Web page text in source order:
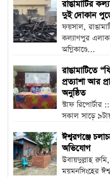
রাঙামাটির
দুই দোকান
ফয়সাল,
কল্যাণপুর
অগ্নিকাণ্ডে...
রাঙামাটিতে
প্রত্যাশা আর
অনুষ্ঠিত
স্টাফ
সকাল সাড়ে
ঈশ্বরগঞ্জে
অভিযোগ
উবায়দুল্লাহ
ময়মনসিংহের